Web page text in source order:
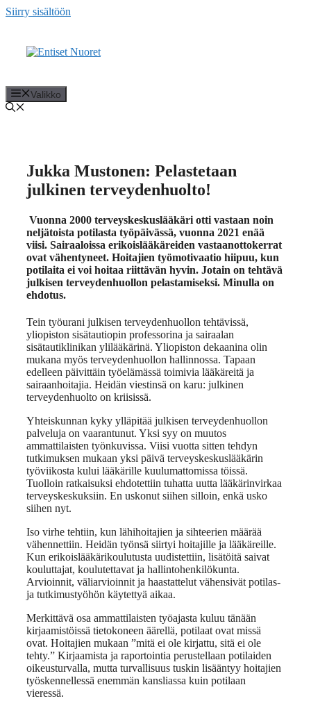
Siirry sisältöön
Valikko
Jukka Mustonen: Pelastetaan
julkinen terveydenhuolto!
Vuonna 2000 terveyskeskuslääkäri otti vastaan noin
neljätoista potilasta työpäivässä, vuonna 2021 enää
viisi. Sairaaloissa erikoislääkäreiden vastaanottokerrat
ovat vähentyneet. Hoitajien työmotivaatio hiipuu, kun
potilaita ei voi hoitaa riittävän hyvin. Jotain on tehtävä
julkisen terveydenhuollon pelastamiseksi. Minulla on
ehdotus.
Tein työurani julkisen terveydenhuollon tehtävissä,
yliopiston sisätautiopin professorina ja sairaalan
sisätautiklinikan ylilääkärinä. Yliopiston dekaanina olin
mukana myös terveydenhuollon hallinnossa. Tapaan
edelleen päivittäin työelämässä toimivia lääkäreitä ja
sairaanhoitajia. Heidän viestinsä on karu: julkinen
terveydenhuolto on kriisissä.
Yhteiskunnan kyky ylläpitää julkisen terveydenhuollon
palveluja on vaarantunut. Yksi syy on muutos
ammattilaisten työnkuvissa. Viisi vuotta sitten tehdyn
tutkimuksen mukaan yksi päivä terveyskeskuslääkärin
työviikosta kului lääkärille kuulumattomissa töissä.
Tuolloin ratkaisuksi ehdotettiin tuhatta uutta lääkärinvirkaa
terveyskeskuksiin. En uskonut siihen silloin, enkä usko
siihen nyt.
Iso virhe tehtiin, kun lähihoitajien ja sihteerien määrää
vähennettiin. Heidän työnsä siirtyi hoitajille ja lääkäreille.
Kun erikoislääkärikoulutusta uudistettiin, lisätöitä saivat
kouluttajat, koulutettavat ja hallintohenkilökunta.
Arvioinnit, väliarvioinnit ja haastattelut vähensivät potilas-
ja tutkimustyöhön käytettyä aikaa.
Merkittävä osa ammattilaisten työajasta kuluu tänään
kirjaamistöissä tietokoneen äärellä, potilaat ovat missä
ovat. Hoitajien mukaan ”mitä ei ole kirjattu, sitä ei ole
tehty.” Kirjaamista ja raportointia perustellaan potilaiden
oikeusturvalla, mutta turvallisuus tuskin lisääntyy hoitajien
työskennellessä enemmän kansliassa kuin potilaan
vieressä.